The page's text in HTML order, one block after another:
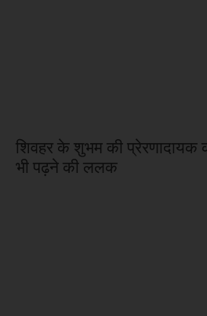
शिवहर के शुभम की प्रेरणादायक
भी पढ़ने की ललक